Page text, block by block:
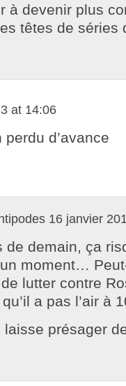
à devenir plus
têtes de séries
at 14:06
d’avance
16 janvier
de demain, ça
moment…
lutter contre
a pas l’air à
laisse présager